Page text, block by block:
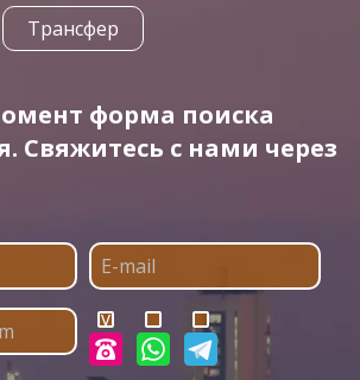
Трансфер
форма поиска
Свяжитесь с нами через